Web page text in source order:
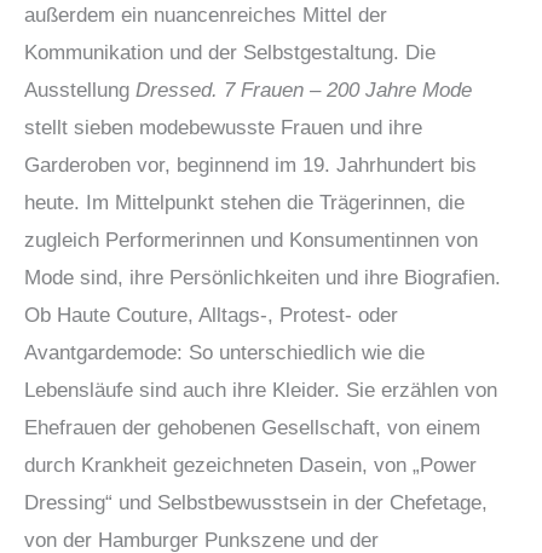
außerdem ein nuancenreiches Mittel der
Kommunikation und der Selbstgestaltung. Die
Ausstellung Dressed. 7 Frauen – 200 Jahre Mode
stellt sieben modebewusste Frauen und ihre
Garderoben vor, beginnend im 19. Jahrhundert bis
heute. Im Mittelpunkt stehen die Trägerinnen, die
zugleich Performerinnen und Konsumentinnen von
Mode sind, ihre Persönlichkeiten und ihre Biografien.
Ob Haute Couture, Alltags-, Protest- oder
Avantgardemode: So unterschiedlich wie die
Lebensläufe sind auch ihre Kleider. Sie erzählen von
Ehefrauen der gehobenen Gesellschaft, von einem
durch Krankheit gezeichneten Dasein, von „Power
Dressing“ und Selbstbewusstsein in der Chefetage,
von der Hamburger Punkszene und der